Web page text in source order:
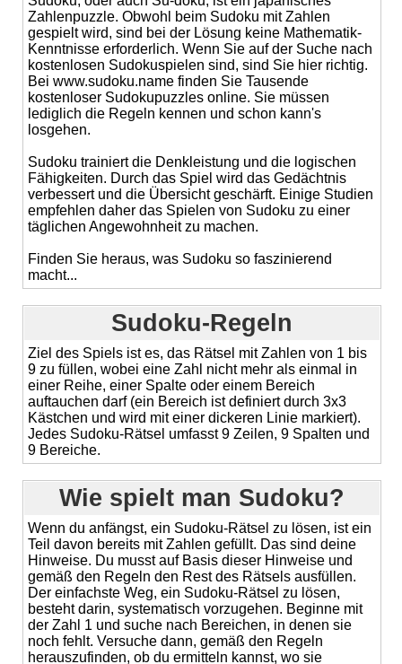
Zahlenpuzzle. Obwohl beim Sudoku mit Zahlen
gespielt wird, sind bei der Lösung keine Mathematik-
Kenntnisse erforderlich. Wenn Sie auf der Suche nach
kostenlosen Sudokuspielen sind, sind Sie hier richtig.
Bei www.sudoku.name finden Sie Tausende
kostenloser Sudokupuzzles online. Sie müssen
lediglich die Regeln kennen und schon kann's
losgehen.
Sudoku trainiert die Denkleistung und die logischen
Fähigkeiten. Durch das Spiel wird das Gedächtnis
verbessert und die Übersicht geschärft. Einige Studien
empfehlen daher das Spielen von Sudoku zu einer
täglichen Angewohnheit zu machen.
Finden Sie heraus, was Sudoku so faszinierend
macht...
Sudoku-Regeln
Ziel des Spiels ist es, das Rätsel mit Zahlen von 1 bis
9 zu füllen, wobei eine Zahl nicht mehr als einmal in
einer Reihe, einer Spalte oder einem Bereich
auftauchen darf (ein Bereich ist definiert durch 3x3
Kästchen und wird mit einer dickeren Linie markiert).
Jedes Sudoku-Rätsel umfasst 9 Zeilen, 9 Spalten und
9 Bereiche.
Wie spielt man Sudoku?
Wenn du anfängst, ein Sudoku-Rätsel zu lösen, ist ein
Teil davon bereits mit Zahlen gefüllt. Das sind deine
Hinweise. Du musst auf Basis dieser Hinweise und
gemäß den Regeln den Rest des Rätsels ausfüllen.
Der einfachste Weg, ein Sudoku-Rätsel zu lösen,
besteht darin, systematisch vorzugehen. Beginne mit
der Zahl 1 und suche nach Bereichen, in denen sie
noch fehlt. Versuche dann, gemäß den Regeln
herauszufinden, ob du ermitteln kannst, wo sie